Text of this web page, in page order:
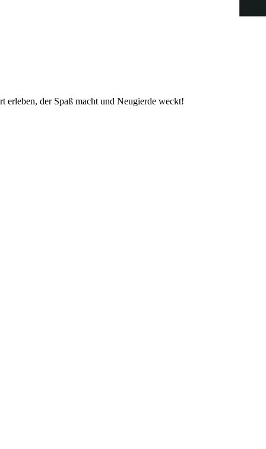
erleben, der Spaß macht und Neugierde weckt!